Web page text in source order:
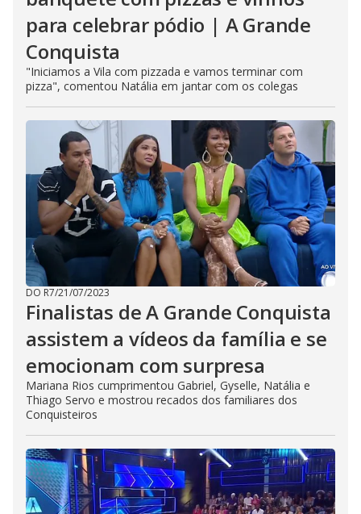
para celebrar pódio | A Grande
Conquista
"Iniciamos a Vila com pizzada e vamos terminar com
pizza", comentou Natália em jantar com os colegas
DO R7/21/07/2023
Finalistas de A Grande Conquista
assistem a vídeos da família e se
emocionam com surpresa
Mariana Rios cumprimentou Gabriel, Gyselle, Natália e
Thiago Servo e mostrou recados dos familiares dos
Conquisteiros